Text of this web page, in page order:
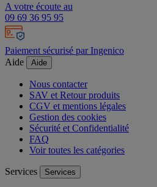
A votre écoute au
09 69 36 95 95
Paiement sécurisé par Ingenico
Aide
Aide
Nous contacter
SAV et Retour produits
CGV et mentions légales
Gestion des cookies
Sécurité et Confidentialité
FAQ
Voir toutes les catégories
Services Services